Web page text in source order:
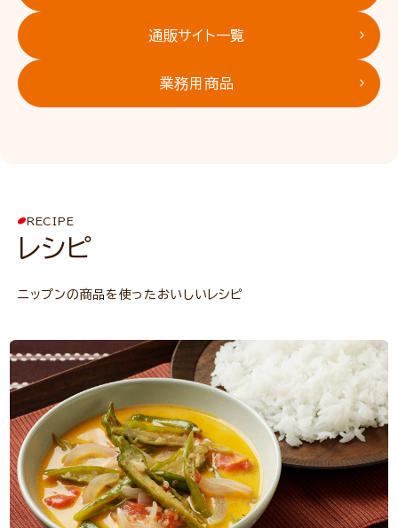
通販サイト一覧
業務用商品
RECIPE
レシピ
ニップンの商品を使ったおいしいレシピ